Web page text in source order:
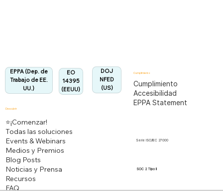
EO
14395
(EEUU)
EPPA (Dep. de
Trabajo de EE.
UU.)
DOJ
NFED
(US)
Descubrir
⭐¡Comenzar!
Todas las soluciones
Events & Webinars
Medios y Premios
Blog Posts
Noticias y Prensa
Recursos
FAQ
Cumplimiento
Cumplimiento
Accesibilidad
EPPA Statement
Serie ISO/IEC 27000
SOC 2 Tipo II